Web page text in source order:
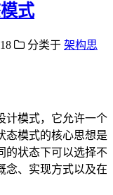
式
分类于 架构思
计模式，它允许一个
态模式的核心思想是
的状态下可以选择不
念、实现方式以及在